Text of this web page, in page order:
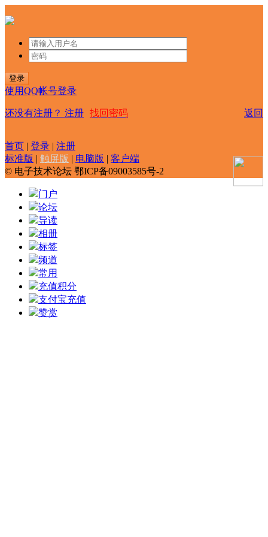
登录
使用QQ帐号登录
还没有注册？ 注册 找回密码 返回
首页 | 登录 | 注册
标准版 | 触屏版 | 电脑版 | 客户端
© 电子技术论坛 鄂ICP备09003585号-2
门户
论坛
导读
相册
标签
频道
常用
充值积分
支付宝充值
赞赏